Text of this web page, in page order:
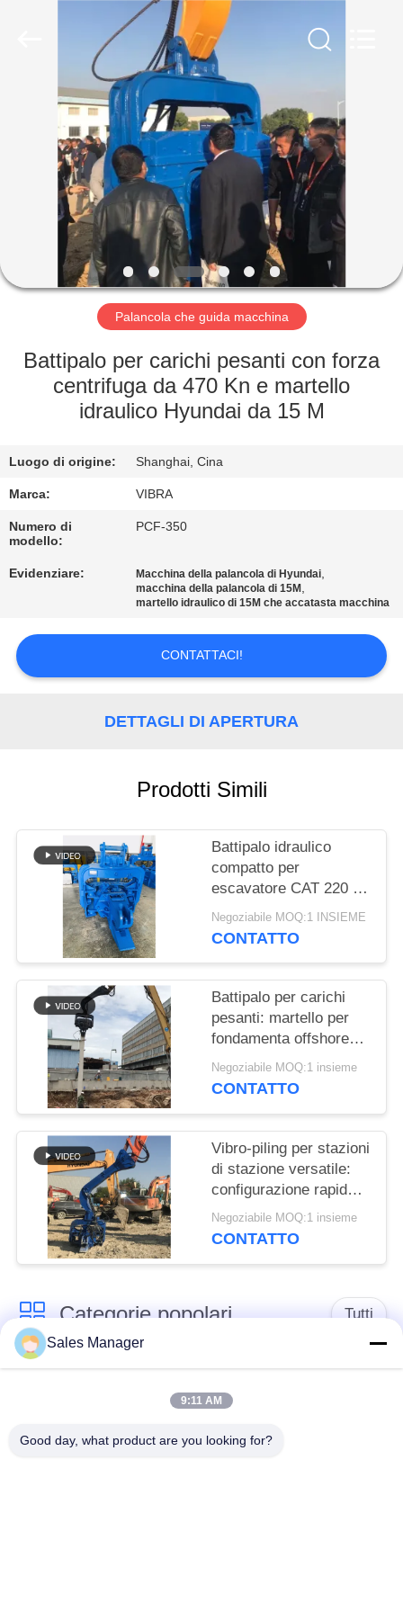
CASA
PRODOTTI
MANIFESTAZIONE
VR
NOI
FABBRICA
CONTROLLO
QUALITÀ
CONTATTICI
UNA
CITAZIONE
SITEMAP
PRIVACY
POLICY
Palancola che guida macchina
Battipalo per carichi pesanti con forza
centrifuga da 470 Kn e martello
idraulico Hyundai da 15 M
Luogo di origine: Shanghai, Cina
Marca: VIBRA
Numero di
modello:
PCF-350
Evidenziare: Macchina della palancola di Hyundai,
macchina della palancola di 15M ,
martello idraulico di 15M che accatasta macchina
CONTATTACI!
DETTAGLI DI APERTURA
Prodotti Simili
Battipalo idraulico
compatto per
escavatore CAT 220 |
Design semplificato e
montaggio affidabile
Negoziabile MOQ:1 INSIEME
CONTATTO
Battipalo per carichi
pesanti: martello per
fondamenta offshore
per un'installazione
efficiente di palancole
Negoziabile MOQ:1 insieme
CONTATTO
Vibro-piling per stazioni
di stazione versatile:
configurazione rapida e
impianto efficiente per
stazioni di stazione di
Negoziabile MOQ:1 insieme
CONTATTO
Categorie popolari Tutti
escavatore montato
battipalo
Martello elettrico
Piledriver laterale
Sales Manager
9:11 AM
Good day, what product are you looking for?